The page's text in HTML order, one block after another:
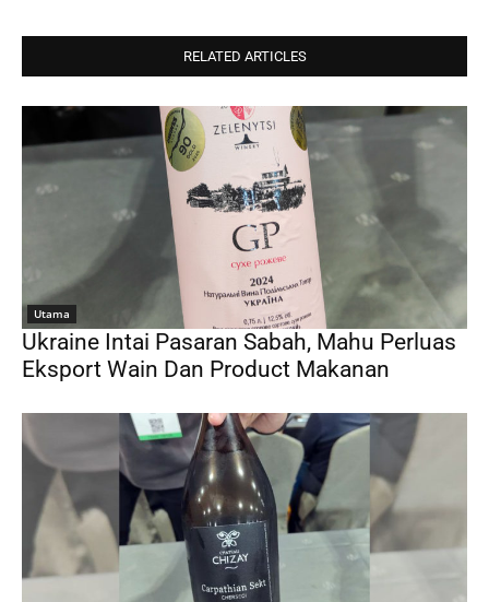
RELATED ARTICLES
Utama
Ukraine Intai Pasaran Sabah, Mahu Perluas
Eksport Wain Dan Product Makanan